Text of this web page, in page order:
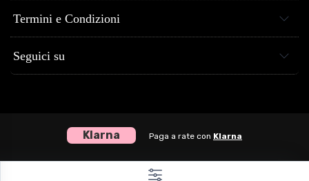
Termini e Condizioni
Seguici su
Klarna Paga a rate con Klarna
Centro Musica Store® dal 2005 al tuo servizio - P.Iva 04307120651